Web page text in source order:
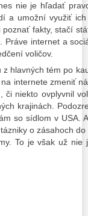
nie je hľadať
a umožní využiť
fakty, stačí
Práve internet a
voličov.
hlavných tém po
internete zmeniť
niekto ovplyvnil
krajinách.
so sídlom v USA.
o zásahoch
To je však už nie